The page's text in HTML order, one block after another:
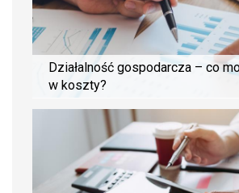
Działalność gospodarcza – co
w koszty?